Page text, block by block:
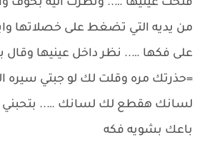
فتحت عينيها ….. ونظرت اليه بخوف
من يديه التي تضغط على خصلاتها
على فكها ….. نظر داخل عينيها وقال
=حذرتك مره وقلت لك لو جبتي سيره
لسانك هقطع لك لسانك ….. بتحبني
باعك بشويه فكه